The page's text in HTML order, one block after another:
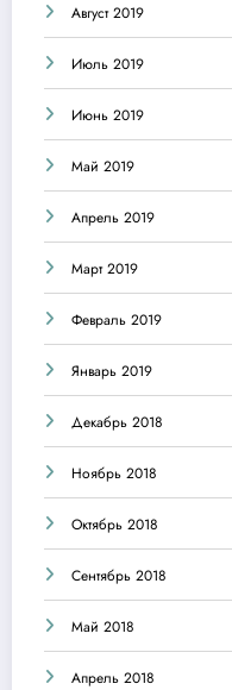
Август 2019
Июль 2019
Июнь 2019
Май 2019
Апрель 2019
Март 2019
Февраль 2019
Январь 2019
Декабрь 2018
Ноябрь 2018
Октябрь 2018
Сентябрь 2018
Май 2018
Апрель 2018